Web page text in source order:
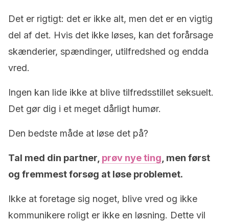
Det er rigtigt: det er ikke alt, men det er en vigtig
del af det. Hvis det ikke løses, kan det forårsage
skænderier, spændinger, utilfredshed og endda
vred.
Ingen kan lide ikke at blive tilfredsstillet seksuelt.
Det gør dig i et meget dårligt humør.
Den bedste måde at løse det på?
Tal med din partner, prøv nye ting , men først
og fremmest forsøg at løse problemet.
Ikke at foretage sig noget, blive vred og ikke
kommunikere roligt er ikke en løsning. Dette vil